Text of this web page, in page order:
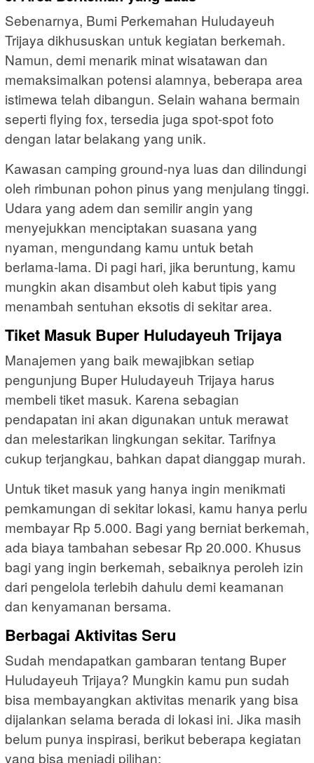
Sebenarnya, Bumi Perkemahan Huludayeuh
Trijaya dikhususkan untuk kegiatan berkemah.
Namun, demi menarik minat wisatawan dan
memaksimalkan potensi alamnya, beberapa area
istimewa telah dibangun. Selain wahana bermain
seperti flying fox, tersedia juga spot-spot foto
dengan latar belakang yang unik.
Kawasan camping ground-nya luas dan dilindungi
oleh rimbunan pohon pinus yang menjulang tinggi.
Udara yang adem dan semilir angin yang
menyejukkan menciptakan suasana yang
nyaman, mengundang kamu untuk betah
berlama-lama. Di pagi hari, jika beruntung, kamu
mungkin akan disambut oleh kabut tipis yang
menambah sentuhan eksotis di sekitar area.
Tiket Masuk Buper Huludayeuh Trijaya
Manajemen yang baik mewajibkan setiap
pengunjung Buper Huludayeuh Trijaya harus
membeli tiket masuk. Karena sebagian
pendapatan ini akan digunakan untuk merawat
dan melestarikan lingkungan sekitar. Tarifnya
cukup terjangkau, bahkan dapat dianggap murah.
Untuk tiket masuk yang hanya ingin menikmati
pemkamungan di sekitar lokasi, kamu hanya perlu
membayar Rp 5.000. Bagi yang berniat berkemah,
ada biaya tambahan sebesar Rp 20.000. Khusus
bagi yang ingin berkemah, sebaiknya peroleh izin
dari pengelola terlebih dahulu demi keamanan
dan kenyamanan bersama.
Berbagai Aktivitas Seru
Sudah mendapatkan gambaran tentang Buper
Huludayeuh Trijaya? Mungkin kamu pun sudah
bisa membayangkan aktivitas menarik yang bisa
dijalankan selama berada di lokasi ini. Jika masih
belum punya inspirasi, berikut beberapa kegiatan
yang bisa menjadi pilihan: